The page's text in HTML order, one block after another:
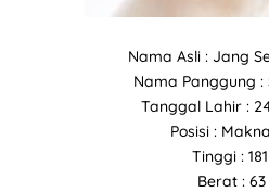
Nama Asli : Jang
Nama Panggung :
Tanggal Lahir :
Posisi :
Tinggi :
Berat :